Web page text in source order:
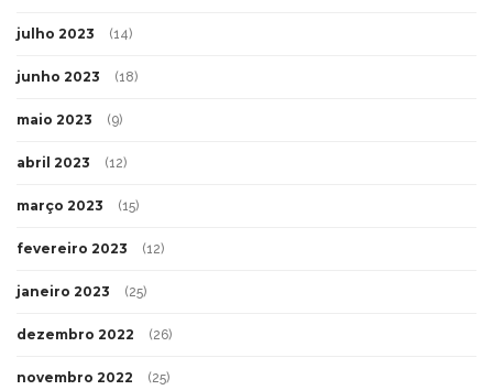
julho 2023 (14)
junho 2023 (18)
maio 2023 (9)
abril 2023 (12)
março 2023 (15)
fevereiro 2023 (12)
janeiro 2023 (25)
dezembro 2022 (26)
novembro 2022 (25)